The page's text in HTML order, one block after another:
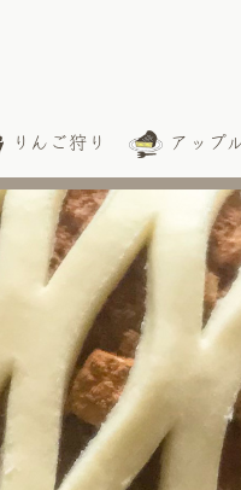
りんご狩り アップ